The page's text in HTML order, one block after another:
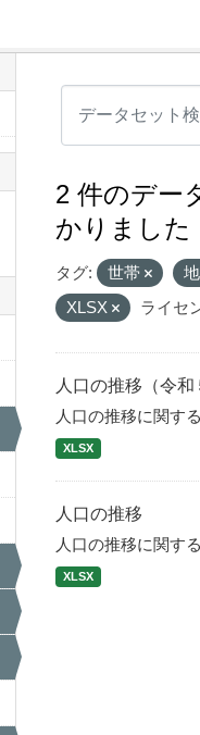
2 件のデー
かりました
タグ: 世帯
XLSX
ライセ
人口の推移（令和
人口の推移に関す
XLSX
人口の推移
人口の推移に関す
XLSX